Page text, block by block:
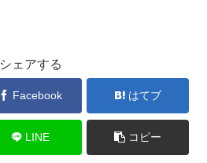
シェアする
Facebook はてブ
LINE コピー